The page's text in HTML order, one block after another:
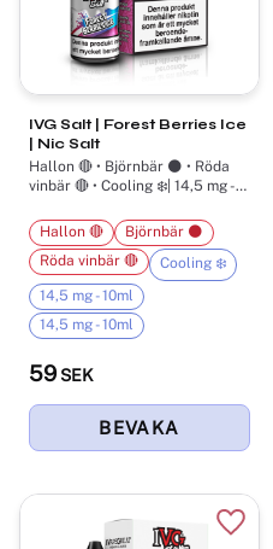
IVG Salt | Forest Berries Ice
| Nic Salt
Hallon 🔴 • Björnbär 🌑 • Röda
vinbär 🔴 • Cooling ❄️| 14,5 mg -
59 SEK
Hallon 🔴
Björnbär 🌑
Röda vinbär 🔴
Cooling ❄️
14,5 mg - 10ml
14,5 mg - 10ml